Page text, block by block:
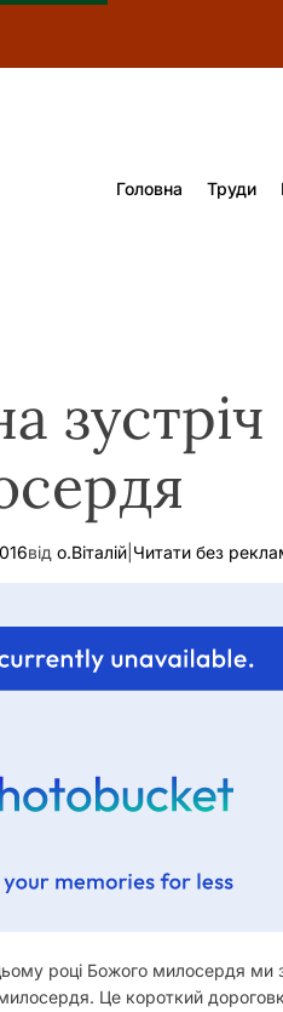
Головна Труди
від о.Віталій Читати без
році Божого милосердя
Це короткий